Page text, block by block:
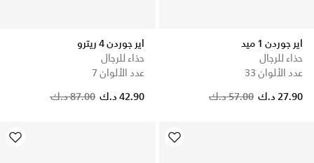
اير جوردن 1 ميد
حذاء للرجال
عدد الألوان 33
Price reduced from
57.00 د.ك to 27.90 د.ك
اير جوردن 4 ريترو
حذاء للرجال
عدد الألوان 7
Price reduced from
87.00 د.ك to 42.90 د.ك